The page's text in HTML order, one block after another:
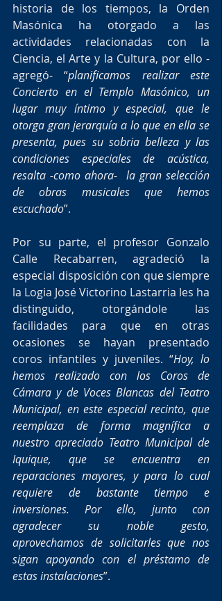
historia de los tiempos, la Orden
Masónica ha otorgado a las
actividades relacionadas con la
Ciencia, el Arte y la Cultura, por ello -
agregó- “planificamos realizar este
Concierto en el Templo Masónico, un
lugar muy íntimo y especial, que le
otorga gran jerarquía a lo que en ella se
presenta, pues su sobria belleza y las
condiciones especiales de acústica,
resalta -como ahora-  la gran selección
de obras musicales que hemos
escuchado”.
Por su parte, el profesor Gonzalo
Calle Recabarren, agradeció la
especial disposición con que siempre
la Logia José Victorino Lastarria les ha
distinguido, otorgándole las
facilidades para que en otras
ocasiones se hayan presentado
coros infantiles y juveniles. “Hoy, lo
hemos realizado con los Coros de
Cámara y de Voces Blancas del Teatro
Municipal, en este especial recinto, que
reemplaza de forma magnífica a
nuestro apreciado Teatro Municipal de
Iquique, que se encuentra en
reparaciones mayores, y para lo cual
requiere de bastante tiempo e
inversiones. Por ello, junto con
agradecer su noble gesto,
aprovechamos de solicitarles que nos
sigan apoyando con el préstamo de
estas instalaciones”.